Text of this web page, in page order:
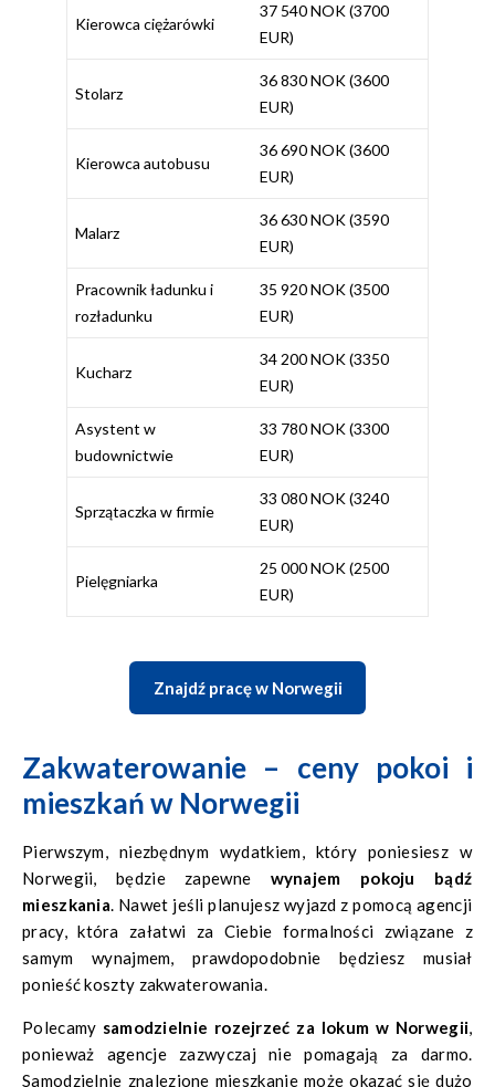
Kierowca ciężarówki
37 540 NOK (3700
EUR)
Stolarz
36 830 NOK (3600
EUR)
Kierowca autobusu
36 690 NOK (3600
EUR)
Malarz
36 630 NOK (3590
EUR)
Pracownik ładunku i
rozładunku
35 920 NOK (3500
EUR)
Kucharz
34 200 NOK (3350
EUR)
Asystent w
budownictwie
33 780 NOK (3300
EUR)
Sprzątaczka w firmie
33 080 NOK (3240
EUR)
Pielęgniarka
25 000 NOK (2500
EUR)
Znajdź pracę w Norwegii
Zakwaterowanie – ceny pokoi i
mieszkań w Norwegii
Pierwszym, niezbędnym wydatkiem, który poniesiesz w
Norwegii, będzie zapewne wynajem pokoju bądź
mieszkania. Nawet jeśli planujesz wyjazd z pomocą agencji
pracy, która załatwi za Ciebie formalności związane z
samym wynajmem, prawdopodobnie będziesz musiał
ponieść koszty zakwaterowania.
Polecamy samodzielnie rozejrzeć za lokum w Norwegii,
ponieważ agencje zazwyczaj nie pomagają za darmo.
Samodzielnie znalezione mieszkanie może okazać się dużo